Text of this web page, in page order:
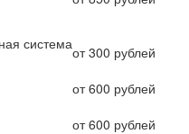
системаот 300 рублей
от 600 рублей
от 600 рублей